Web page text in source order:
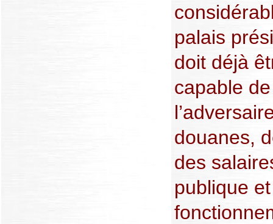
palais
doit déjà
capable
douanes,
des
publique